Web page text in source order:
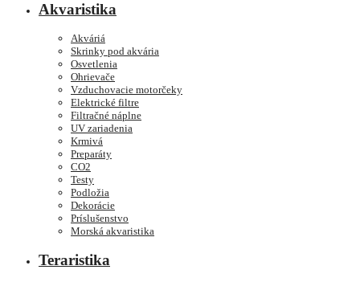
Akvaristika
Akváriá
Skrinky pod akvária
Osvetlenia
Ohrievače
Vzduchovacie motorčeky
Elektrické filtre
Filtračné náplne
UV zariadenia
Krmivá
Preparáty
CO2
Testy
Podložia
Dekorácie
Príslušenstvo
Morská akvaristika
Teraristika